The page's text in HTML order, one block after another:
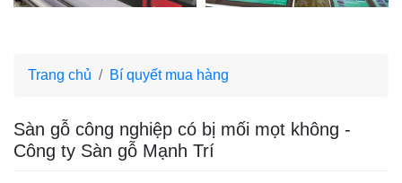
Trang chủ Bí quyết mua hàng
Sàn gỗ công nghiệp có bị mối mọt không -
Công ty Sàn gỗ Mạnh Trí